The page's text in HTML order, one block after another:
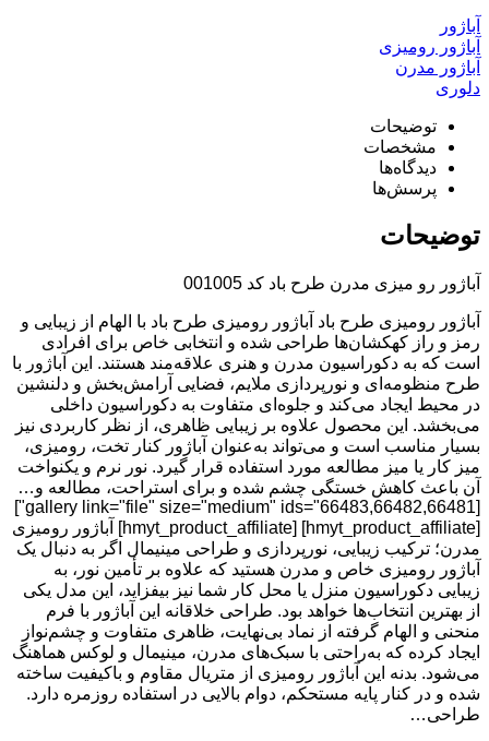
آباژور
آباژور رومیزی
آباژور مدرن
دلوری
توضیحات
مشخصات
دیدگاه‌ها
پرسش‌ها
توضیحات
آباژور رو میزی مدرن طرح باد کد 001005
آباژور رومیزی طرح باد آباژور رومیزی طرح باد با الهام از زیبایی و
رمز و راز کهکشان‌ها طراحی شده و انتخابی خاص برای افرادی
است که به دکوراسیون مدرن و هنری علاقه‌مند هستند. این آباژور با
طرح منظومه‌ای و نورپردازی ملایم، فضایی آرامش‌بخش و دلنشین
در محیط ایجاد می‌کند و جلوه‌ای متفاوت به دکوراسیون داخلی
می‌بخشد. این محصول علاوه بر زیبایی ظاهری، از نظر کاربردی نیز
بسیار مناسب است و می‌تواند به‌عنوان آباژور کنار تخت، رومیزی،
میز کار یا میز مطالعه مورد استفاده قرار گیرد. نور نرم و یکنواخت
آن باعث کاهش خستگی چشم شده و برای استراحت، مطالعه و…
[gallery link="file" size="medium" ids="66483,66482,66481"]
[hmyt_product_affiliate] [hmyt_product_affiliate] آباژور رومیزی
مدرن؛ ترکیب زیبایی، نورپردازی و طراحی مینیمال اگر به دنبال یک
آباژور رومیزی خاص و مدرن هستید که علاوه بر تأمین نور، به
زیبایی دکوراسیون منزل یا محل کار شما نیز بیفزاید، این مدل یکی
از بهترین انتخاب‌ها خواهد بود. طراحی خلاقانه این آباژور با فرم
منحنی و الهام گرفته از نماد بی‌نهایت، ظاهری متفاوت و چشم‌نواز
ایجاد کرده که به‌راحتی با سبک‌های مدرن، مینیمال و لوکس هماهنگ
می‌شود. بدنه این آباژور رومیزی از متریال مقاوم و باکیفیت ساخته
شده و در کنار پایه مستحکم، دوام بالایی در استفاده روزمره دارد.
طراحی…